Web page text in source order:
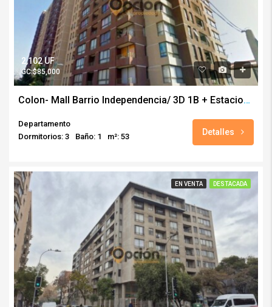
2,102 UF
GC:$85,000
Colon- Mall Barrio Independencia/ 3D 1B + Estacionamiento
Departamento
Dormitorios: 3
Baño: 1 m²: 53 Detalles
EN VENTA DESTACADA